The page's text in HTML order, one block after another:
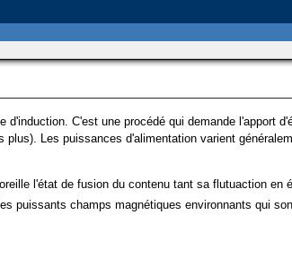
C'est une procédé qui demande l'apport
Les puissances d'alimentation varient
l'état de fusion du contenu tant sa flutuaction en
puissants champs magnétiques environnants qui